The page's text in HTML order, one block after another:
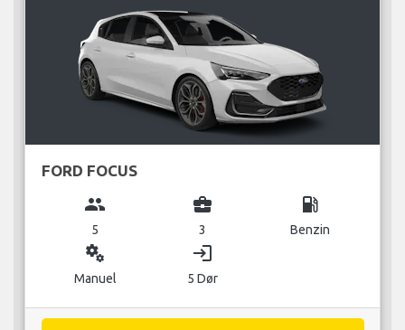
FORD FOCUS
group
5
business_center
3
local_gas_station
Benzin
miscellaneous_services
Manuel
login
5 Dør